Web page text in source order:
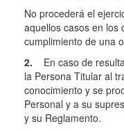
No procederá el
aquellos casos en los
cumplimiento de una
2. En caso de
la Persona Titular al
conocimiento y se
Personal y a su
y su Reglamento.